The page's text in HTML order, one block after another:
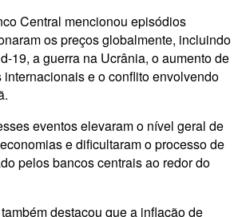
Central mencionou episódios
os preços globalmente, incluindo
19, a guerra na Ucrânia, o aumento de
e o conflito envolvendo
eventos elevaram o nível geral de
e dificultaram o processo de
pelos bancos centrais ao redor do
destacou que a inflação de